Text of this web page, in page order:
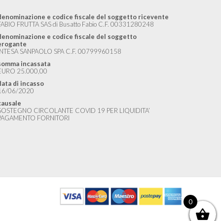
e codice fiscale del soggetto ricevente
FRUTTA SAS di Busatto Fabio C.F. 00331280248
e codice fiscale del soggetto
SANPAOLO SPA C.F. 00799960158
incassata
25.000,00
di incasso
06/2020
CIRCOLANTE COVID 19 PER LIQUIDITA’
FORNITORI
0